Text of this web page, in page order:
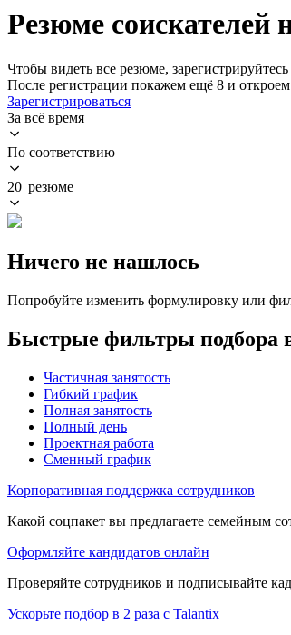
Резюме соискателей
Чтобы видеть все резюме, зарегистрируйтесь
После регистрации покажем ещё 8 и
Зарегистрироваться
За всё время
По соответствию
20 резюме
Ничего не нашлось
Попробуйте изменить формулировку или
Быстрые фильтры подбора
Частичная занятость
Гибкий график
Полная занятость
Полный день
Проектная работа
Сменный график
Корпоративная поддержка сотрудников
Какой соцпакет вы предлагаете семейным
Оформляйте кандидатов онлайн
Проверяйте сотрудников и подписывайте
Ускорьте подбор в 2 раза с Talantix